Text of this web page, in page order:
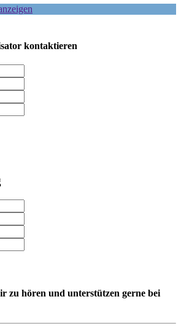
kontaktieren
zu hören und unterstützen gerne bei